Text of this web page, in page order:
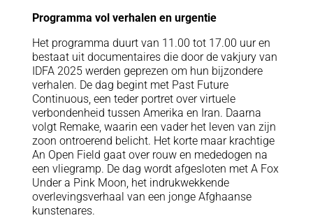
Programma vol verhalen en urgentie
Het programma duurt van 11.00 tot 17.00 uur en
bestaat uit documentaires die door de vakjury van
IDFA 2025 werden geprezen om hun bijzondere
verhalen. De dag begint met Past Future
Continuous, een teder portret over virtuele
verbondenheid tussen Amerika en Iran. Daarna
volgt Remake, waarin een vader het leven van zijn
zoon ontroerend belicht. Het korte maar krachtige
An Open Field gaat over rouw en mededogen na
een vliegramp. De dag wordt afgesloten met A Fox
Under a Pink Moon, het indrukwekkende
overlevingsverhaal van een jonge Afghaanse
kunstenares.